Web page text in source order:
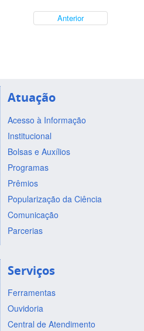
Anterior
Atuação
Acesso à Informação
Institucional
Bolsas e Auxílios
Programas
Prêmios
Popularização da Ciência
Comunicação
Parcerias
Serviços
Ferramentas
Ouvidoria
Central de Atendimento